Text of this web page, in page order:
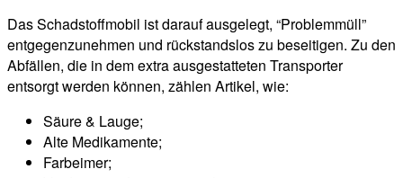
Das Schadstoffmobil ist darauf ausgelegt, “Problemmüll”
entgegenzunehmen und rückstandslos zu beseitigen. Zu den
Abfällen, die in dem extra ausgestatteten Transporter
entsorgt werden können, zählen Artikel, wie:
Säure & Lauge;
Alte Medikamente;
Farbeimer;